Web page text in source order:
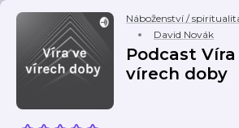
Náboženství /
David Novák
Podcast Víra
vírech doby